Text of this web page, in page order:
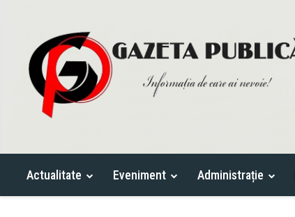
Actualitate Eveniment Administrație